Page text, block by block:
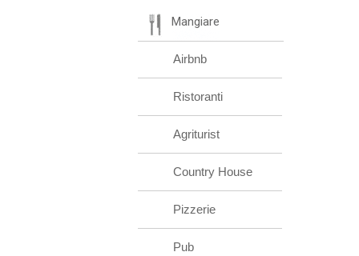
Mangiare
Airbnb
Ristoranti
Agriturist
Country House
Pizzerie
Pub